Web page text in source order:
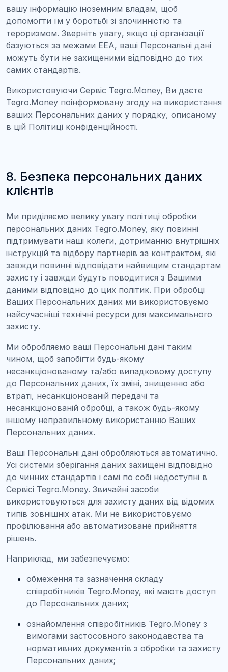
вашу інформацію іноземним владам, щоб
допомогти їм у боротьбі зі злочинністю та
тероризмом. Зверніть увагу, якщо ці організації
базуються за межами EEA, ваші Персональні дані
можуть бути не захищеними відповідно до тих
самих стандартів.
Використовуючи Сервіс Tegro.Money, Ви даєте
Tegro.Money поінформовану згоду на використання
ваших Персональних даних у порядку, описаному
в цій Політиці конфіденційності.
8. Безпека персональних даних
клієнтів
Ми приділяємо велику увагу політиці обробки
персональних даних Tegro.Money, яку повинні
підтримувати наші колеги, дотриманню внутрішніх
інструкцій та відбору партнерів за контрактом, які
завжди повинні відповідати найвищим стандартам
захисту і завжди будуть поводитися з Вашими
даними відповідно до цих політик. При обробці
Ваших Персональних даних ми використовуємо
найсучасніші технічні ресурси для максимального
захисту.
Ми обробляємо ваші Персональні дані таким
чином, щоб запобігти будь-якому
несанкціонованому та/або випадковому доступу
до Персональних даних, їх зміні, знищенню або
втраті, несанкціонованій передачі та
несанкціонованій обробці, а також будь-якому
іншому неправильному використанню Ваших
Персональних даних.
Ваші Персональні дані обробляються автоматично.
Усі системи зберігання даних захищені відповідно
до чинних стандартів і самі по собі недоступні в
Сервісі Tegro.Money. Звичайні засоби
використовуються для захисту даних від відомих
типів зовнішніх атак. Ми не використовуємо
профілювання або автоматизоване прийняття
рішень.
Наприклад, ми забезпечуємо:
обмеження та зазначення складу
співробітників Tegro.Money, які мають доступ
до Персональних даних;
ознайомлення співробітників Tegro.Money з
вимогами застосовного законодавства та
нормативних документів з обробки та захисту
Персональних даних;